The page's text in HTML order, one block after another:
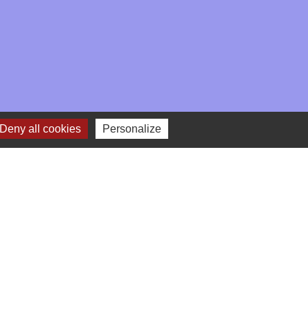
Deny all cookies Personalize